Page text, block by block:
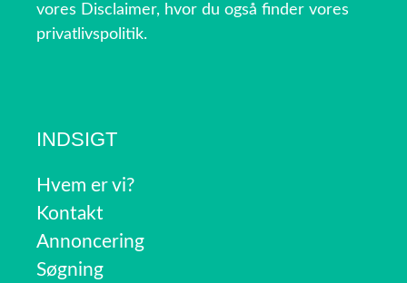
vores Disclaimer, hvor du også finder vores
privatlivspolitik.
INDSIGT
Hvem er vi?
Kontakt
Annoncering
Søgning